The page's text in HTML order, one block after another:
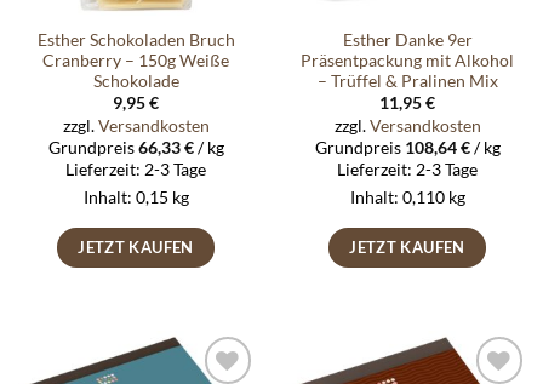
Esther Schokoladen Bruch
Cranberry – 150g Weiße
Schokolade
9,95€
zzgl.Versandkosten
Grundpreis66,33€/kg
Lieferzeit: 2-3 Tage
Inhalt: 0,15 kg
JETZT KAUFEN
Esther Danke 9er
Präsentpackung mit Alkohol
– Trüffel & Pralinen Mix
11,95€
zzgl.Versandkosten
Grundpreis 108,64€/kg
Lieferzeit: 2-3 Tage
Inhalt: 0,110 kg
JETZT KAUFEN